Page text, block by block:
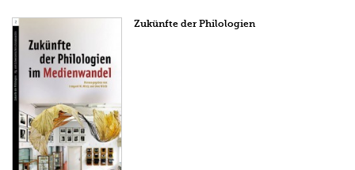
Zukünfte der Philologien